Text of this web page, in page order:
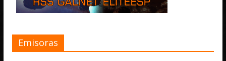
Emisoras